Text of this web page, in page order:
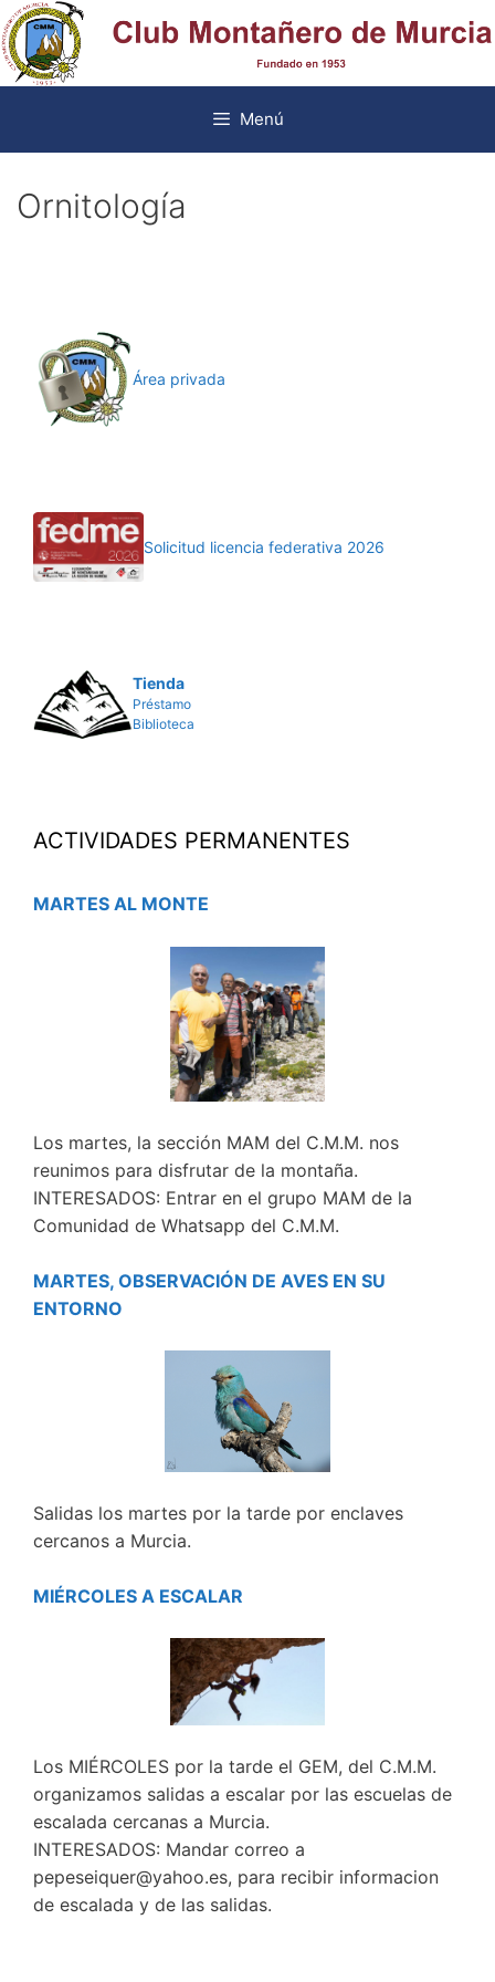
Menú
Ornitología
Área privada
Solicitud licencia federativa 2026
Tienda
Préstamo
Biblioteca
ACTIVIDADES PERMANENTES
MARTES AL MONTE
Los martes, la sección MAM del C.M.M. nos
reunimos para disfrutar de la montaña.
INTERESADOS: Entrar en el grupo MAM de la
Comunidad de Whatsapp del C.M.M.
MARTES, OBSERVACIÓN DE AVES EN SU
ENTORNO
Salidas los martes por la tarde por enclaves
cercanos a Murcia.
MIÉRCOLES A ESCALAR
Los MIÉRCOLES por la tarde el GEM, del C.M.M.
organizamos salidas a escalar por las escuelas de
escalada cercanas a Murcia.
INTERESADOS: Mandar correo a
pepeseiquer@yahoo.es, para recibir informacion
de escalada y de las salidas.